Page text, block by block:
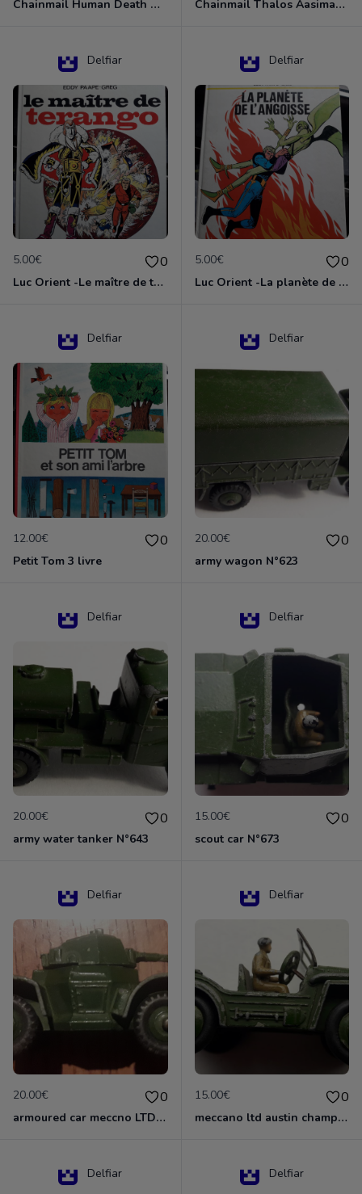
Chainmail Human Death Cleric Chainmail Thalos Aasimar Cleric
Delfiar
5.00€ 0
Luc Orient -Le maître de terango
Delfiar
5.00€ 0
Luc Orient -La planète de l'angoisse
Delfiar
12.00€ 0
Petit Tom 3 livre
Delfiar
20.00€ 0
army wagon N°623
Delfiar
20.00€ 0
army water tanker N°643
Delfiar
15.00€ 0
scout car N°673
Delfiar
20.00€ 0
armoured car meccno LTD N°670
Delfiar
15.00€ 0
meccano ltd austin champ N°674
Delfiar Delfiar